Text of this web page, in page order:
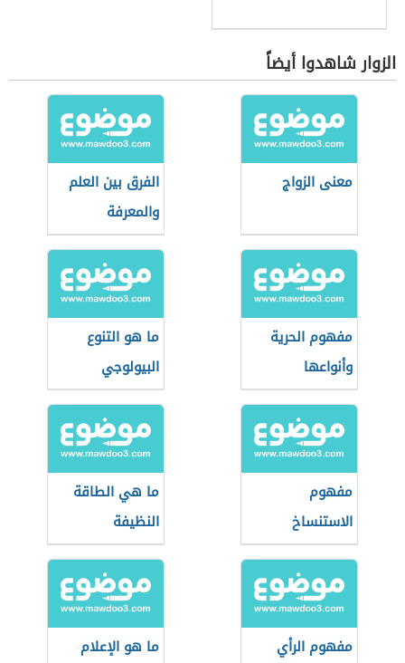
الزوار شاهدوا أيضاً
معنى الزواج
الفرق بين العلم
والمعرفة
مفهوم الحرية
وأنواعها
ما هو التنوع
البيولوجي
مفهوم
الاستنساخ
ما هي الطاقة
النظيفة
مفهوم الرأي
ما هو الإعلام